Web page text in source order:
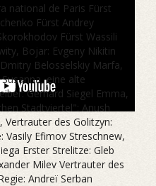
national de Paris Fürst
Fürst Andrey
Fürst Wassili
Bojar: Evgeny Nikitin
Belosselskiy Marfa,
eine alte
Gerhard Siegel Emma,
Stadtviertel": Anush
des Golitzyn:
Vasily Efimov Streschnew,
Erster Strelitze: Gleb
Milev Vertrauter des
Andreï Serban